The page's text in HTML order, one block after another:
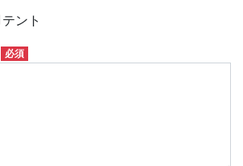
テント
必須